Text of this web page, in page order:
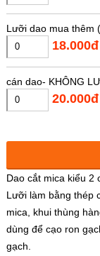
Lưỡi dao mua thêm
18.000đ
cán dao- KHÔNG
20.000đ
Dao cắt mica kiểu 2
Lưỡi làm bằng thép
mica, khui thùng
dùng để cạo ron
gạch.